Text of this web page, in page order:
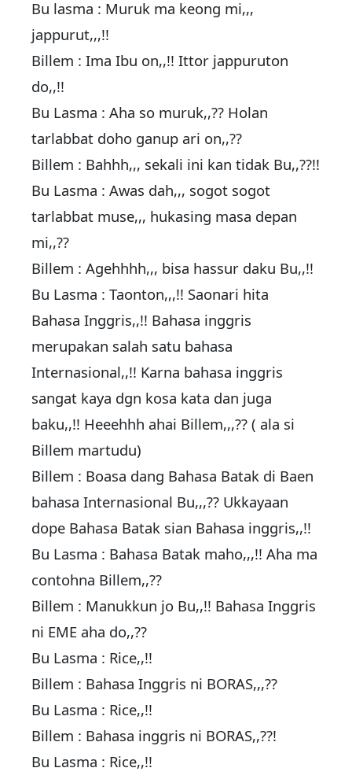
Bu lasma : Muruk ma keong mi,,,
jappurut,,,!!
Billem : Ima Ibu on,,!! Ittor jappuruton
do,,!!
Bu Lasma : Aha so muruk,,?? Holan
tarlabbat doho ganup ari on,,??
Billem : Bahhh,,, sekali ini kan tidak Bu,,??!!
Bu Lasma : Awas dah,,, sogot sogot
tarlabbat muse,,, hukasing masa depan
mi,,??
Billem : Agehhhh,,, bisa hassur daku Bu,,!!
Bu Lasma : Taonton,,,!! Saonari hita
Bahasa Inggris,,!! Bahasa inggris
merupakan salah satu bahasa
Internasional,,!! Karna bahasa inggris
sangat kaya dgn kosa kata dan juga
baku,,!! Heeehhh ahai Billem,,,?? ( ala si
Billem martudu)
Billem : Boasa dang Bahasa Batak di Baen
bahasa Internasional Bu,,,?? Ukkayaan
dope Bahasa Batak sian Bahasa inggris,,!!
Bu Lasma : Bahasa Batak maho,,,!! Aha ma
contohna Billem,,??
Billem : Manukkun jo Bu,,!! Bahasa Inggris
ni EME aha do,,??
Bu Lasma : Rice,,!!
Billem : Bahasa Inggris ni BORAS,,,??
Bu Lasma : Rice,,!!
Billem : Bahasa inggris ni BORAS,,??!
Bu Lasma : Rice,,!!